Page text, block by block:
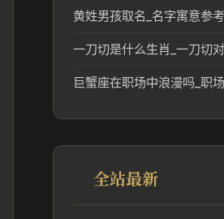
黄姓男孩取名_名字寓意参考
巨蟹座在职场中浪漫吗_职
全站最新